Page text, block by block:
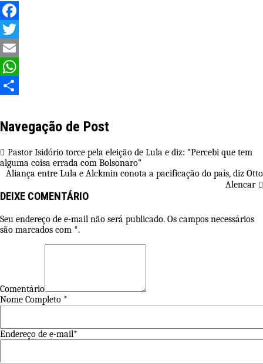
Facebook
Twitter
Email
WhatsApp
Navegação de Post
Pastor Isidório torce pela eleição de Lula e diz: “Percebi que tem
alguma coisa errada com Bolsonaro”
Aliança entre Lula e Alckmin conota a pacificação do país, diz Otto
Alencar
DEIXE COMENTÁRIO
Seu endereço de e-mail não será publicado. Os campos necessários
são marcados com *.
Comentário
Nome Completo *
Endereço de e-mail*